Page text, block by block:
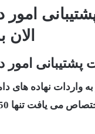
امور
امور
است اما در 4 ماه اول سال اختصاص